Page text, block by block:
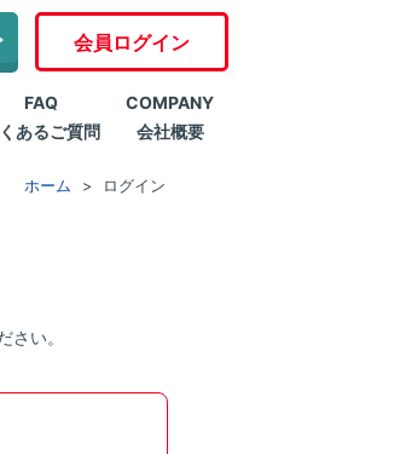
会員ログイン
FAQ
あるご質問
COMPANY
会社概要
ホーム ログイン
い。